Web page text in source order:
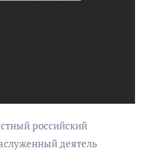
российский
деятель